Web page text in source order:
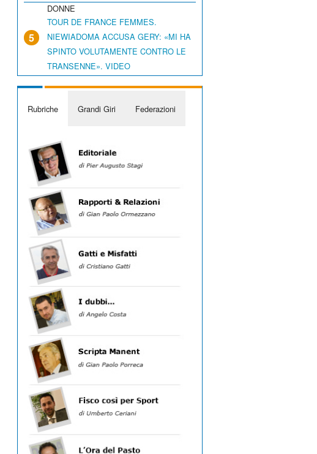
5
DONNE
TOUR DE FRANCE FEMMES.
NIEWIADOMA ACCUSA GERY: «MI HA
SPINTO VOLUTAMENTE CONTRO LE
TRANSENNE». VIDEO
Rubriche Grandi Giri Federazioni